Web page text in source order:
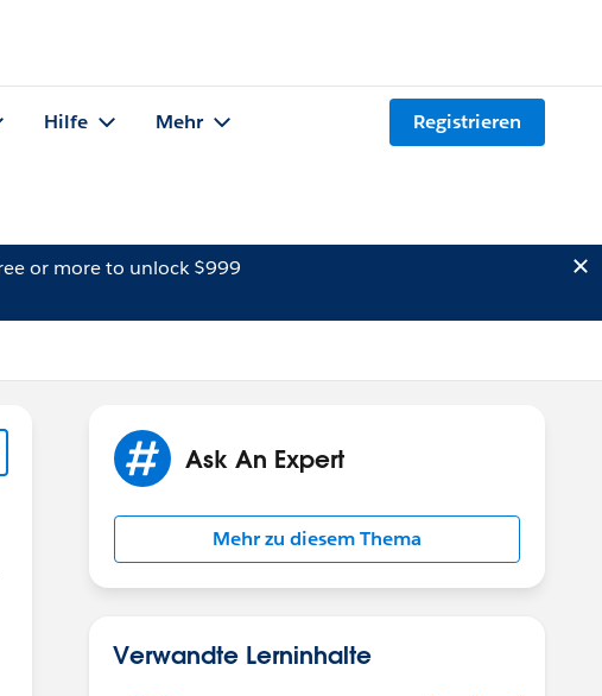
Hilfe Mehr Registrieren
or more to unlock $999
Ask An Expert
Mehr zu diesem Thema
Verwandte Lerninhalte